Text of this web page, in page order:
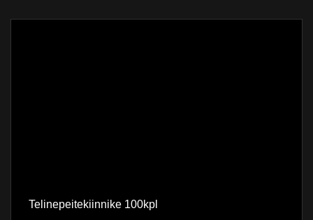
Telinepeitekiinnike 100kpl